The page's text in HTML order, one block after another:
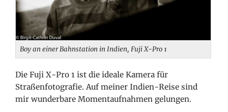
Boy an einer Bahnstation in Indien, Fuji X-Pro 1
Die Fuji X-Pro 1 ist die ideale Kamera für
Straßenfotografie. Auf meiner Indien-Reise sind
mir wunderbare Momentaufnahmen gelungen.